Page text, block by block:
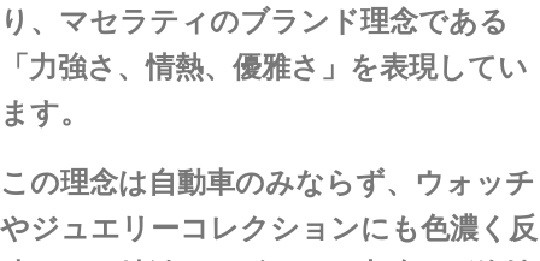
り、マセラティのブランド理念である
「力強さ、情熱、優雅さ」を表現してい
ます。
この理念は自動車のみならず、ウォッチ
やジュエリーコレクションにも色濃く反